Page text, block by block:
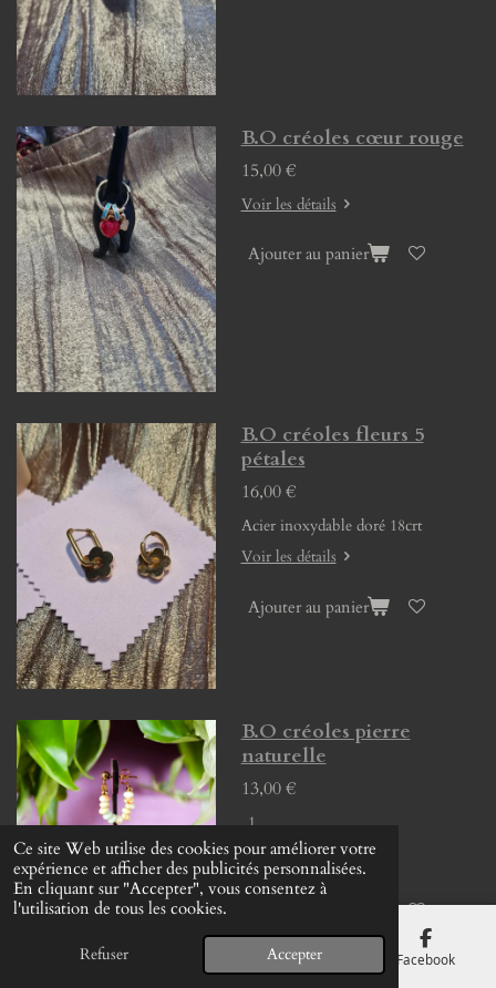
Ce site Web utilise des cookies pour améliorer votre
expérience et afficher des publicités personnalisées.
En cliquant sur "Accepter", vous consentez à
l'utilisation de tous les cookies.
Refuser Accepter
B.O créoles cœur rouge
15,00 €
Voir les détails
Ajouter au panier
B.O créoles fleurs 5
pétales
16,00 €
Acier inoxydable doré 18crt
Voir les détails
Ajouter au panier
B.O créoles pierre
naturelle
13,00 €
Voir les détails
E-mail Carte Facebook